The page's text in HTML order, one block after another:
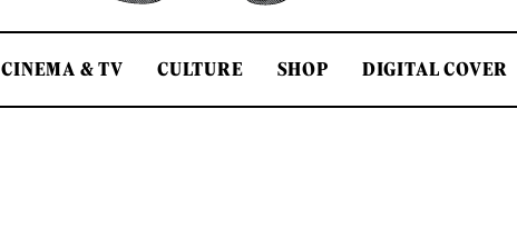
Rolling Stone Italia
CINEMA & TV CULTURE SHOP DIGITAL COVER